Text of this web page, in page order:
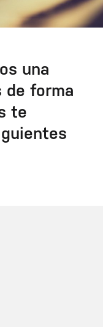
una
de forma
te